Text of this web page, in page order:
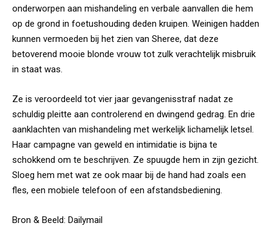
onderworpen aan mishandeling en verbale aanvallen die hem
op de grond in foetushouding deden kruipen. Weinigen hadden
kunnen vermoeden bij het zien van Sheree, dat deze
betoverend mooie blonde vrouw tot zulk verachtelijk misbruik
in staat was.
Ze is veroordeeld tot vier jaar gevangenisstraf nadat ze
schuldig pleitte aan controlerend en dwingend gedrag. En drie
aanklachten van mishandeling met werkelijk lichamelijk letsel.
Haar campagne van geweld en intimidatie is bijna te
schokkend om te beschrijven. Ze spuugde hem in zijn gezicht.
Sloeg hem met wat ze ook maar bij de hand had zoals een
fles, een mobiele telefoon of een afstandsbediening.
Bron & Beeld: Dailymail